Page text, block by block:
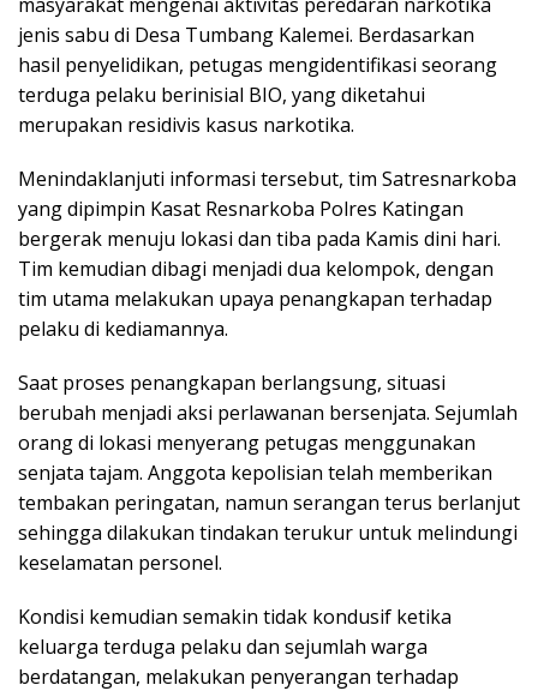
jenis sabu di Desa Tumbang Kalemei. Berdasarkan
hasil penyelidikan, petugas mengidentifikasi seorang
terduga pelaku berinisial BIO, yang diketahui
merupakan residivis kasus narkotika.
Menindaklanjuti informasi tersebut, tim Satresnarkoba
yang dipimpin Kasat Resnarkoba Polres Katingan
bergerak menuju lokasi dan tiba pada Kamis dini hari.
Tim kemudian dibagi menjadi dua kelompok, dengan
tim utama melakukan upaya penangkapan terhadap
pelaku di kediamannya.
Saat proses penangkapan berlangsung, situasi
berubah menjadi aksi perlawanan bersenjata. Sejumlah
orang di lokasi menyerang petugas menggunakan
senjata tajam. Anggota kepolisian telah memberikan
tembakan peringatan, namun serangan terus berlanjut
sehingga dilakukan tindakan terukur untuk melindungi
keselamatan personel.
Kondisi kemudian semakin tidak kondusif ketika
keluarga terduga pelaku dan sejumlah warga
berdatangan, melakukan penyerangan terhadap